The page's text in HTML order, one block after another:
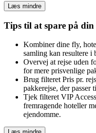
Læs mindre
Tips til at spare på din
Kombiner dine fly,
samling kan resultere i
Overvej at rejse uden
for mere prisvenlige
Brug filteret Pris pr.
pakkerejse, der passer
Tjek filteret VIP
fremragende hoteller
ejendomme.